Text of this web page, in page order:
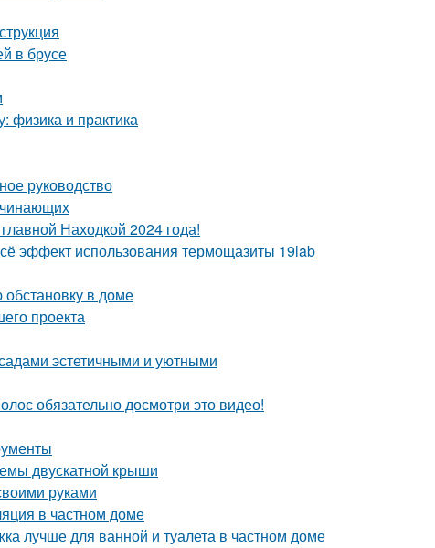
в брусе
физика и практика
руководство
Находкой 2024 года!
эффект использования термощазиты 19lab
в доме
проекта
эстетичными и уютными
обязательно досмотри это видео!
двускатной крыши
руками
в частном доме
лучше для ванной и туалета в частном доме